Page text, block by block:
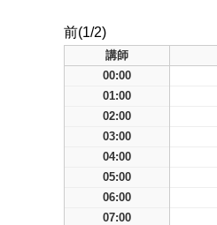
前(1/2)
講師
00:00
01:00
02:00
03:00
04:00
05:00
06:00
07:00